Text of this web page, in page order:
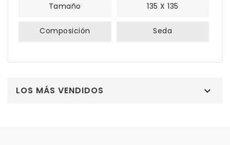
Tamaño 135 X 135
Composición Seda
LOS MÁS VENDIDOS 